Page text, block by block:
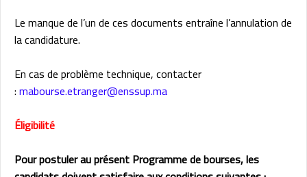
Le manque de l’un de ces documents entraîne l’annulation de
la candidature.
En cas de problème technique, contacter
:mabourse.etranger@enssup.ma
Éligibilité
Pour postuler au présent Programme de bourses, les